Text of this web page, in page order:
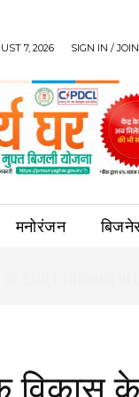
7, 2026 SIGN IN / JOIN
मनोरंजन
विकास